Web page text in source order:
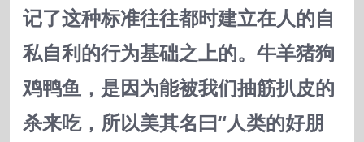
记了这种标准往往都时建立在人的自
私自利的行为基础之上的。牛羊猪狗
鸡鸭鱼，是因为能被我们抽筋扒皮的
杀来吃，所以美其名曰“人类的好朋